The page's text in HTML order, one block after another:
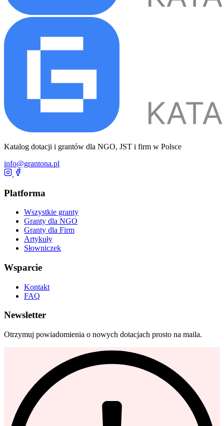
Katalog dotacji i grantów dla NGO, JST i firm w Polsce
info@grantona.pl
Platforma
Wszystkie granty
Granty dla NGO
Granty dla Firm
Artykuły
Słowniczek
Wsparcie
Kontakt
FAQ
Newsletter
Otrzymuj powiadomienia o nowych dotacjach prosto na maila.